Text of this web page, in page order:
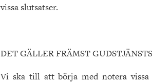
vissa slutsatser.
DET GÄLLER FRÄMST
Vi ska till att börja med notera vissa